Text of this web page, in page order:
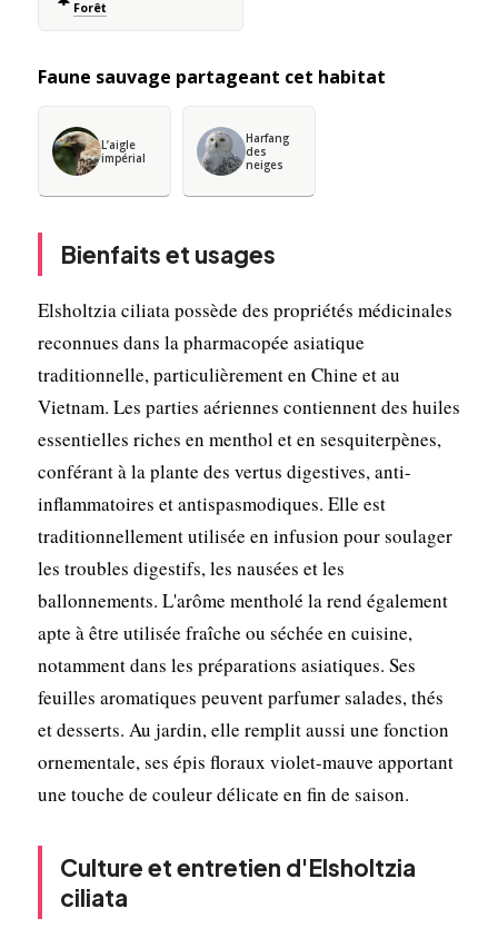
Forêt
Faune sauvage partageant cet habitat
L’aigle
impérial
Harfang
des
neiges
Bienfaits et usages
Elsholtzia ciliata possède des propriétés médicinales
reconnues dans la pharmacopée asiatique
traditionnelle, particulièrement en Chine et au
Vietnam. Les parties aériennes contiennent des huiles
essentielles riches en menthol et en sesquiterpènes,
conférant à la plante des vertus digestives, anti-
inflammatoires et antispasmodiques. Elle est
traditionnellement utilisée en infusion pour soulager
les troubles digestifs, les nausées et les
ballonnements. L'arôme mentholé la rend également
apte à être utilisée fraîche ou séchée en cuisine,
notamment dans les préparations asiatiques. Ses
feuilles aromatiques peuvent parfumer salades, thés
et desserts. Au jardin, elle remplit aussi une fonction
ornementale, ses épis floraux violet-mauve apportant
une touche de couleur délicate en fin de saison.
Culture et entretien d'Elsholtzia
ciliata